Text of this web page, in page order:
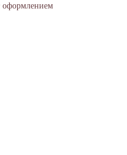
оформлением